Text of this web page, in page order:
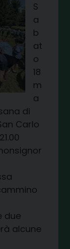
S
a
b
at
o
18
m
a
di
Carlo
due
alcune